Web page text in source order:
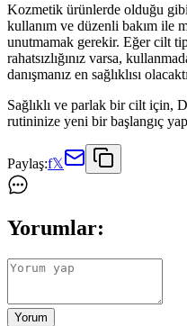
Kozmetik ürünlerde olduğu
kullanım ve düzenli bakım ile
unutmamak gerekir. Eğer cilt
rahatsızlığınız varsa,
danışmanız en sağlıklısı
Sağlıklı ve parlak bir cilt için,
rutininize yeni bir başlangıç
Paylaş:f𝕏
Yorumlar:
Yorum